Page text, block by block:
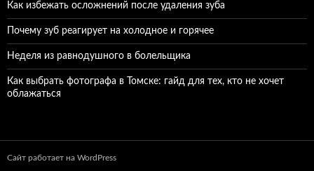
Как избежать осложнений после удаления зуба
Почему зуб реагирует на холодное и горячее
Неделя из равнодушного в болельщика
Как выбрать фотографа в Томске: гайд для тех, кто не хочет
облажаться
Сайт работает на WordPress